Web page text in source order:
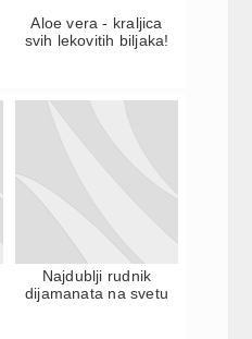
Aloe vera - kraljica
svih lekovitih biljaka!
Najdublji rudnik
dijamanata na svetu